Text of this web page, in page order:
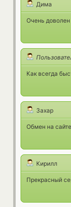
Дима
Очень
Как всегда
Захар
Обмен на
Кирилл
Прекрасный